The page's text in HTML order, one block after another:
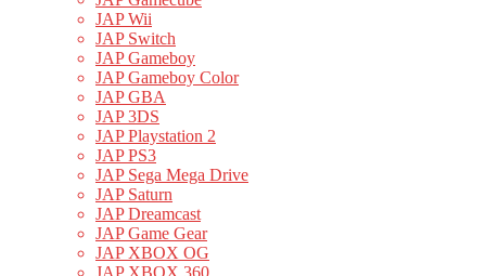
JAP Wii
JAP Switch
JAP Gameboy
JAP Gameboy Color
JAP GBA
JAP 3DS
JAP Playstation 2
JAP PS3
JAP Sega Mega Drive
JAP Saturn
JAP Dreamcast
JAP Game Gear
JAP XBOX OG